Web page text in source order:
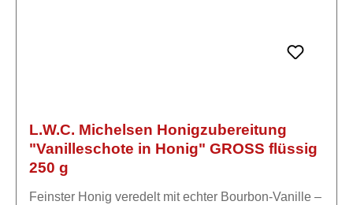
L.W.C. Michelsen Honigzubereitung
"Vanilleschote in Honig" GROSS flüssig
250 g
Feinster Honig veredelt mit echter Bourbon-Vanille –